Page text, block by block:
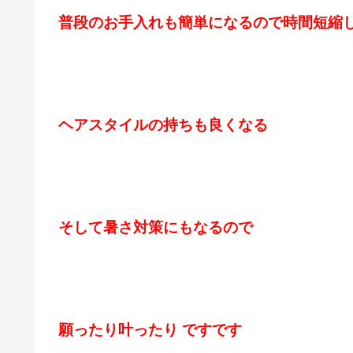
普段のお手入れも簡単になるので時間短縮
ヘアスタイルの持ちも良くなる
そして暑さ対策にもなるので
願ったり叶ったり ですです